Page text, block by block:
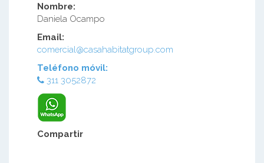
Nombre:
Daniela Ocampo
Email:
comercial@casahabitatgroup.com
Teléfono móvil:
311 3052872
Compartir